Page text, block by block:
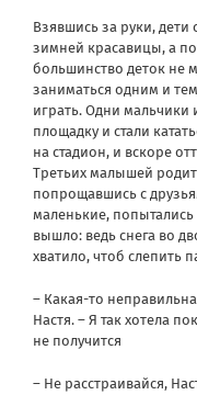
Взявшись за руки, дети
зимней красавицы, а
большинство деток не
заниматься одним и
играть. Одни мальчики
площадку и стали
на стадион, и вскоре
Третьих малышей
попрощавшись с
маленькие, попытались
вышло: ведь снега во
хватило, чтоб слепить
– Какая-то
Настя. – Я так хотела
не получится
– Не расстраивайся,